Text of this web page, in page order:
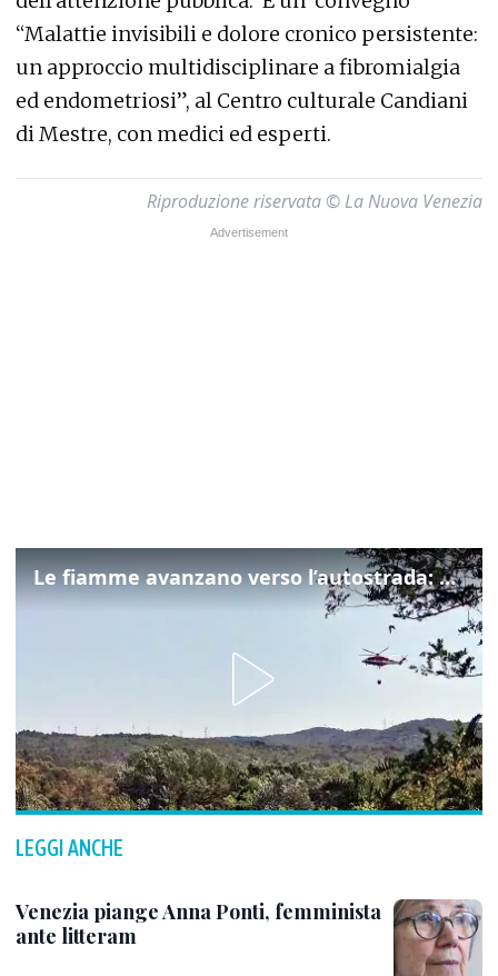
“Malattie invisibili e dolore cronico persistente:
un approccio multidisciplinare a fibromialgia
ed endometriosi”, al Centro culturale Candiani
di Mestre, con medici ed esperti.
Riproduzione riservata © La Nuova Venezia
Le fiamme avanzano verso l’autostrada: canadair in azione tra Monfalcone e Duino
LEGGI ANCHE
Venezia piange Anna Ponti, femminista
ante litteram